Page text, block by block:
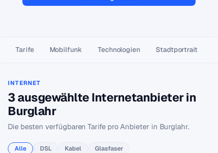
Tarife Mobilfunk Technologien Stadtportrait
INTERNET
3 ausgewählte Internetanbieter in
Burglahr
Die besten verfügbaren Tarife pro Anbieter in Burglahr.
Alle DSL Kabel Glasfaser